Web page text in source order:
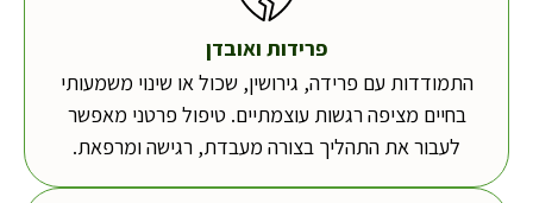
פרידות ואובדן
התמודדות עם פרידה, גירושין, שכול או שינוי משמעותי
בחיים מציפה רגשות עוצמתיים. טיפול פרטני מאפשר
לעבור את התהליך בצורה מעבדת, רגישה ומרפאת.